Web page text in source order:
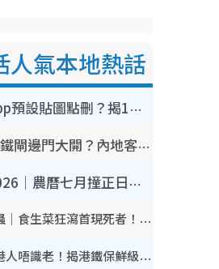
人氣本地熱話
WhatsApp預設貼圖點刪？揭1招「反向操作」還原簡潔介面 附3步實測教學
香港山邊鐵閘邊門大開？內地客困惑意義何在！網民神回覆：呢種叫法理性防禦
鬼門開2026｜農曆七月撞正日全食特別邪？專家警告切忌做一事！揭4大禁忌+2招保平安
奪命寄生蟲｜食生菜狂瀉首現死者！疫潮惡化錄1.8萬宗病例 揭洗菜3大謬誤
內地客歎港人唔識老！揭港鐵保鮮級冷氣 港人求放過：咪投訴